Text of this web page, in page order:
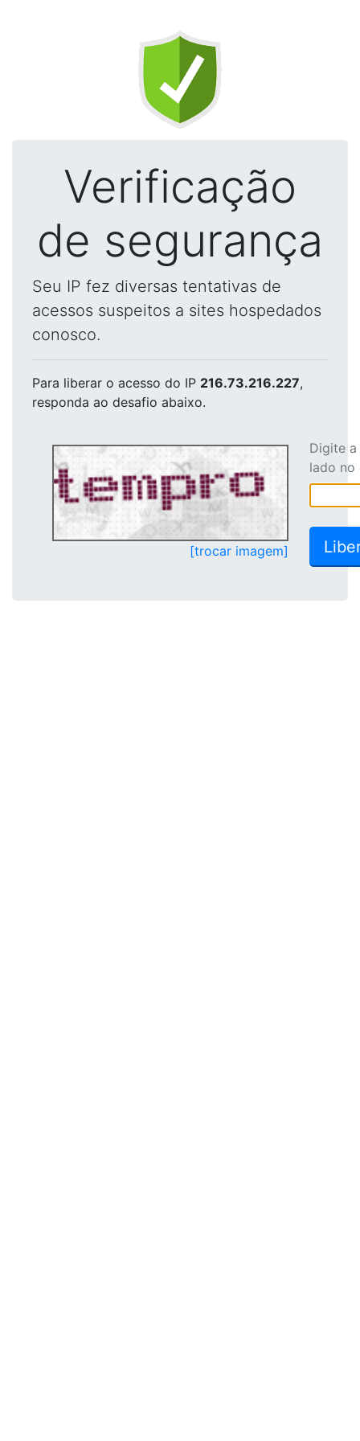
Verificação
de segurança
Seu IP fez diversas tentativas de
acessos suspeitos a sites hospedados
conosco.
Para liberar o acesso do IP 216.73.216.227,
responda ao desafio abaixo.
[trocar imagem]
Digite
lado no